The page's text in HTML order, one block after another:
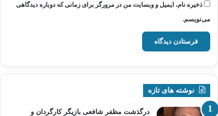
ذخیره نام، ایمیل و وبسایت من در مرورگر برای زمانی که دوباره دیدگاهی
می‌نویسم.
نوشته های تازه
درگذشت مظفر شافعی بازیگر کارگردان و